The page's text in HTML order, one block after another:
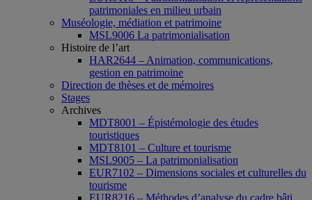
patrimoniales en milieu urbain
Muséologie, médiation et patrimoine
MSL9006 La patrimonialisation
Histoire de l’art
HAR2644 – Animation, communications,
gestion en patrimoine
Direction de thèses et de mémoires
Stages
Archives
MDT8001 – Épistémologie des études
touristiques
MDT8101 – Culture et tourisme
MSL9005 – La patrimonialisation
EUR7102 – Dimensions sociales et culturelles du
tourisme